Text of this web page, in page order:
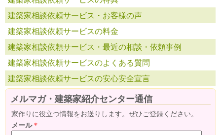
建築家相談依頼サービス・お客様の声
建築家相談依頼サービスの料金
建築家相談依頼サービス・最近の相談・依頼事例
建築家相談依頼サービスのよくある質問
建築家相談依頼サービスの安心安全宣言
メルマガ・建築家紹介センター通信
家作りに役立つ情報をお送りします。ぜひご登録ください。
メール*